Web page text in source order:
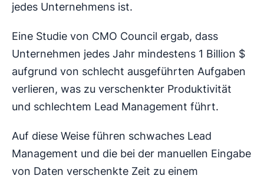
jedes Unternehmens ist.
Eine Studie von CMO Council ergab, dass
Unternehmen jedes Jahr mindestens 1 Billion $
aufgrund von schlecht ausgeführten Aufgaben
verlieren, was zu verschenkter Produktivität
und schlechtem Lead Management führt.
Auf diese Weise führen schwaches Lead
Management und die bei der manuellen Eingabe
von Daten verschenkte Zeit zu einem